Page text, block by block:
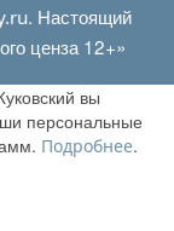
. Настоящий
ценза 12+»
вы
персональные
Подробнее.